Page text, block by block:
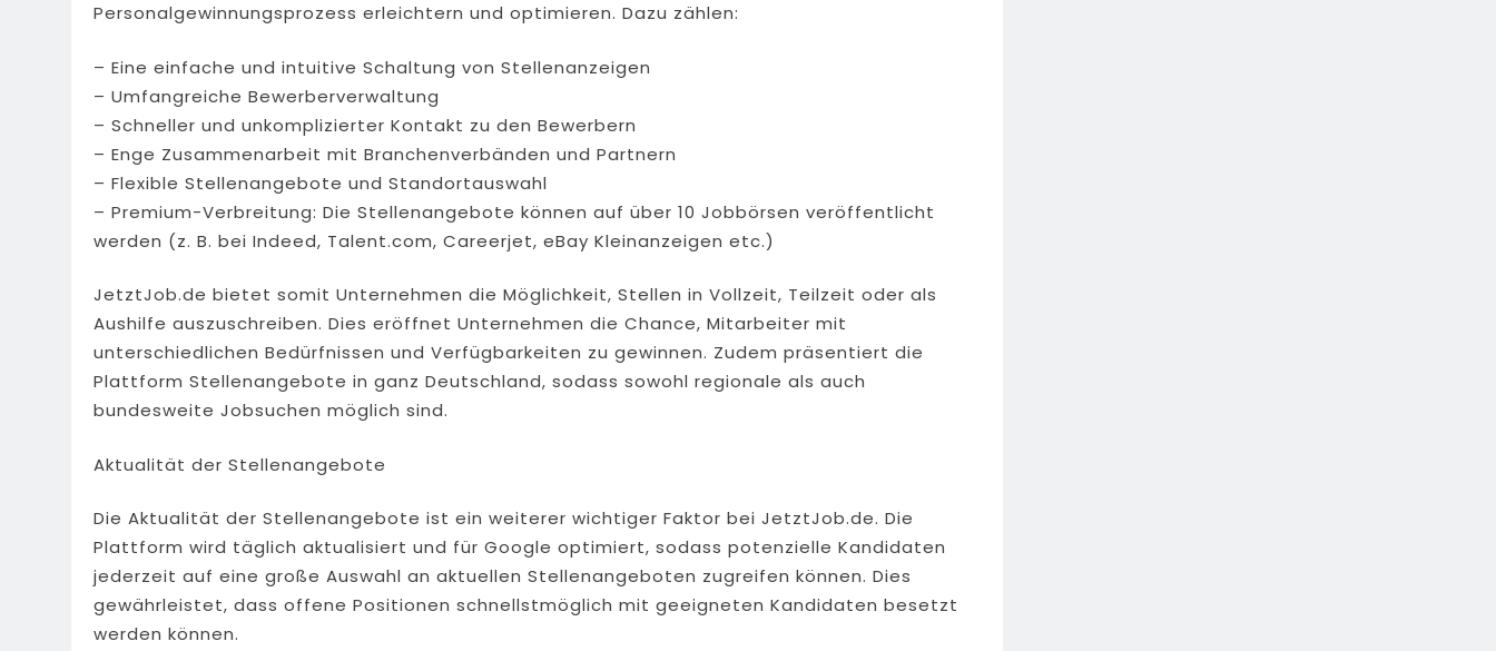
Personalgewinnungsprozess erleichtern und optimieren. Dazu zählen:
– Eine einfache und intuitive Schaltung von Stellenanzeigen
– Umfangreiche Bewerberverwaltung
– Schneller und unkomplizierter Kontakt zu den Bewerbern
– Enge Zusammenarbeit mit Branchenverbänden und Partnern
– Flexible Stellenangebote und Standortauswahl
– Premium-Verbreitung: Die Stellenangebote können auf über 10 Jobbörsen veröffentlicht
werden (z. B. bei Indeed, Talent.com, Careerjet, eBay Kleinanzeigen etc.)
JetztJob.de bietet somit Unternehmen die Möglichkeit, Stellen in Vollzeit, Teilzeit oder als
Aushilfe auszuschreiben. Dies eröffnet Unternehmen die Chance, Mitarbeiter mit
unterschiedlichen Bedürfnissen und Verfügbarkeiten zu gewinnen. Zudem präsentiert die
Plattform Stellenangebote in ganz Deutschland, sodass sowohl regionale als auch
bundesweite Jobsuchen möglich sind.
Aktualität der Stellenangebote
Die Aktualität der Stellenangebote ist ein weiterer wichtiger Faktor bei JetztJob.de. Die
Plattform wird täglich aktualisiert und für Google optimiert, sodass potenzielle Kandidaten
jederzeit auf eine große Auswahl an aktuellen Stellenangeboten zugreifen können. Dies
gewährleistet, dass offene Positionen schnellstmöglich mit geeigneten Kandidaten besetzt
werden können.